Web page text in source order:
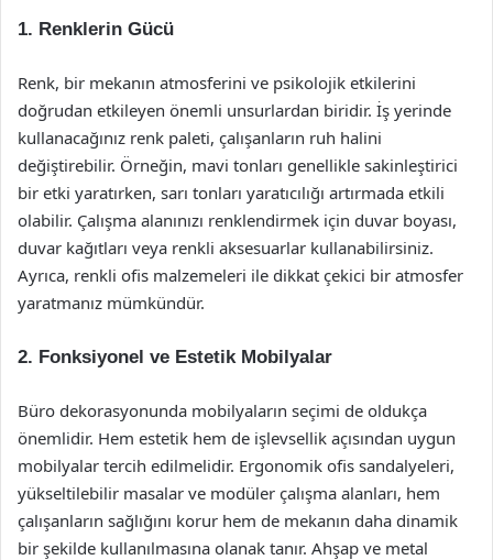
1. Renklerin Gücü
Renk, bir mekanın atmosferini ve psikolojik etkilerini
doğrudan etkileyen önemli unsurlardan biridir. İş yerinde
kullanacağınız renk paleti, çalışanların ruh halini
değiştirebilir. Örneğin, mavi tonları genellikle sakinleştirici
bir etki yaratırken, sarı tonları yaratıcılığı artırmada etkili
olabilir. Çalışma alanınızı renklendirmek için duvar boyası,
duvar kağıtları veya renkli aksesuarlar kullanabilirsiniz.
Ayrıca, renkli ofis malzemeleri ile dikkat çekici bir atmosfer
yaratmanız mümkündür.
2. Fonksiyonel ve Estetik Mobilyalar
Büro dekorasyonunda mobilyaların seçimi de oldukça
önemlidir. Hem estetik hem de işlevsellik açısından uygun
mobilyalar tercih edilmelidir. Ergonomik ofis sandalyeleri,
yükseltilebilir masalar ve modüler çalışma alanları, hem
çalışanların sağlığını korur hem de mekanın daha dinamik
bir şekilde kullanılmasına olanak tanır. Ahşap ve metal